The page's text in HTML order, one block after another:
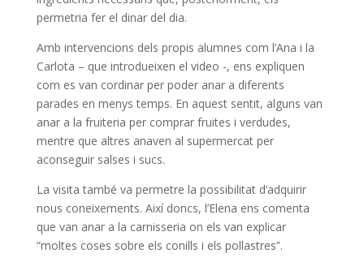
permetria fer el dinar del dia.
Amb intervencions dels propis alumnes com l’Ana i la
Carlota – que introdueixen el video -, ens expliquen
com es van cordinar per poder anar a diferents
parades en menys temps. En aquest sentit, alguns van
anar a la fruiteria per comprar fruites i verdudes,
mentre que altres anaven al supermercat per
aconseguir salses i sucs.
La visita també va permetre la possibilitat d’adquirir
nous coneixements. Així doncs, l’Elena ens comenta
que van anar a la carnisseria on els van explicar
“moltes coses sobre els conills i els pollastres”.